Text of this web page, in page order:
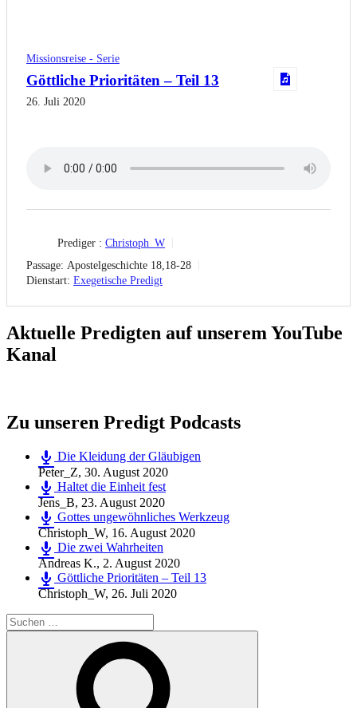
Missionsreise - Serie
Göttliche Prioritäten – Teil 13
26. Juli 2020
Prediger : Christoph_W
Passage: Apostelgeschichte 18,18-28
Dienstart: Exegetische Predigt
Aktuelle Predigten auf unserem YouTube
Kanal
Zu unseren Predigt Podcasts
Die Kleidung der Gläubigen
Peter_Z, 30. August 2020
Haltet die Einheit fest
Jens_B, 23. August 2020
Gottes ungewöhnliches Werkzeug
Christoph_W, 16. August 2020
Die zwei Wahrheiten
Andreas K., 2. August 2020
Göttliche Prioritäten – Teil 13
Christoph_W, 26. Juli 2020
Suchen
nach: